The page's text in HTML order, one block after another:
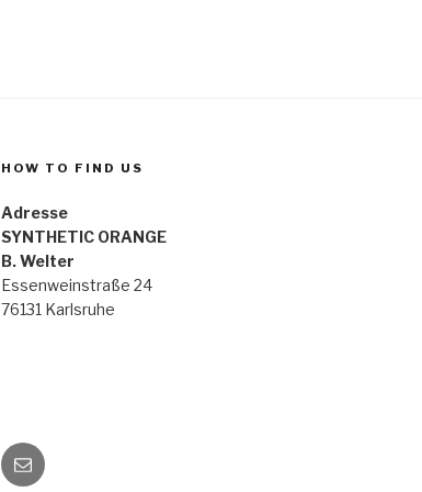
HOW TO FIND US
Adresse
SYNTHETIC ORANGE
B. Welter
Essenweinstraße 24
76131 Karlsruhe
E-
Mail